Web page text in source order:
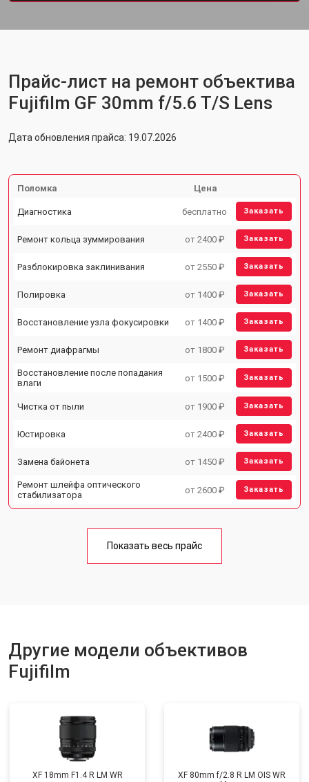
Прайс-лист на ремонт объектива
Fujifilm GF 30mm f/5.6 T/S Lens
Дата обновления прайса: 19.07.2026
Поломка Цена
Диагностика бесплатно Заказать
Ремонт кольца зуммирования от 2400 ₽ Заказать
Разблокировка заклинивания от 2550 ₽ Заказать
Полировка от 1400 ₽ Заказать
Восстановление узла фокусировки от 1400 ₽ Заказать
Ремонт диафрагмы от 1800 ₽ Заказать
Восстановление после попадания
влаги
от 1500 ₽ Заказать
Чистка от пыли от 1900 ₽ Заказать
Юстировка от 2400 ₽ Заказать
Замена байонета от 1450 ₽ Заказать
Ремонт шлейфа оптического
стабилизатора
от 2600 ₽ Заказать
Показать весь прайс
Другие модели объективов
Fujifilm
XF 18mm F1.4 R LM WR
XF 80mm f/2.8 R LM OIS WR